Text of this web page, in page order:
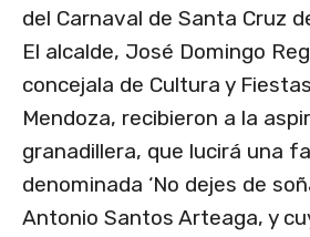
del Carnaval de Santa Cruz
El alcalde, José Domingo
concejala de Cultura y
Mendoza, recibieron a la
granadillera, que lucirá una
denominada ‘No dejes de
Antonio Santos Arteaga, y